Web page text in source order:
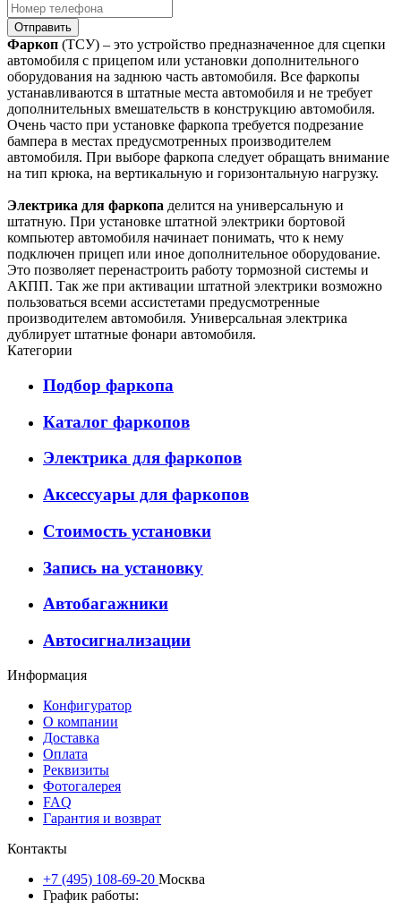
Отправить
Фаркоп (ТСУ) – это устройство предназначенное для сцепки
автомобиля с прицепом или установки дополнительного
оборудования на заднюю часть автомобиля. Все фаркопы
устанавливаются в штатные места автомобиля и не требует
дополнительных вмешательств в конструкцию автомобиля.
Очень часто при установке фаркопа требуется подрезание
бампера в местах предусмотренных производителем
автомобиля. При выборе фаркопа следует обращать внимание
на тип крюка, на вертикальную и горизонтальную нагрузку.
Электрика для фаркопа делится на универсальную и
штатную. При установке штатной электрики бортовой
компьютер автомобиля начинает понимать, что к нему
подключен прицеп или иное дополнительное оборудование.
Это позволяет перенастроить работу тормозной системы и
АКПП. Так же при активации штатной электрики возможно
пользоваться всеми ассистетами предусмотренные
производителем автомобиля. Универсальная электрика
дублирует штатные фонари автомобиля.
Категории
Подбор фаркопа
Каталог фаркопов
Электрика для фаркопов
Аксессуары для фаркопов
Стоимость установки
Запись на установку
Автобагажники
Автосигнализации
Информация
Конфигуратор
О компании
Доставка
Оплата
Реквизиты
Фотогалерея
FAQ
Гарантия и возврат
Контакты
+7 (495) 108-69-20 Москва
График работы: